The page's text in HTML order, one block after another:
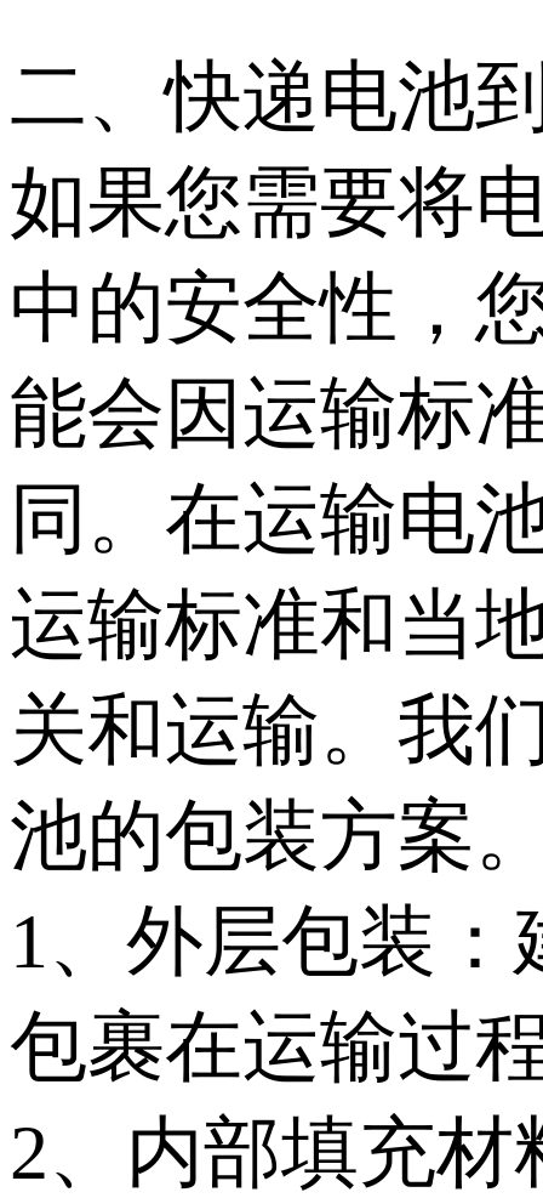
二、快递电池
如果您需要将
中的安全性，
能会因运输标
同。在运输电
运输标准和当
关和运输。我
池的包装方案
1、外层包装
包裹在运输过
2、内部填充